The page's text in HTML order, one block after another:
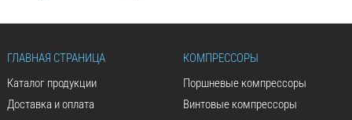
ГЛАВНАЯ СТРАНИЦА
Каталог продукции
Доставка и оплата
КОМПРЕССОРЫ
Поршневые компрессоры
Винтовые компрессоры